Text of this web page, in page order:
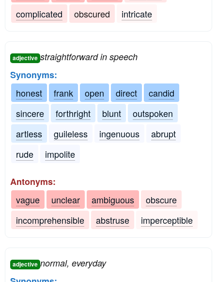
complicated
obscured intricate
adjective straightforward in speech
Synonyms:
honest
frank open direct
candid
sincere
forthright blunt
outspoken
artless
guileless ingenuous
abrupt
rude
impolite
Antonyms:
vague
unclear ambiguous
obscure
incomprehensible
abstruse imperceptible
adjective normal, everyday